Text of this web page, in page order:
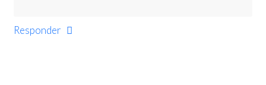
Responder